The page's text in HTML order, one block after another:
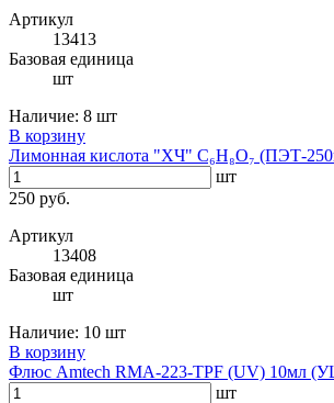
Артикул
13413
Базовая единица
шт
Наличие: 8 шт
В корзину
Лимонная кислота "ХЧ" C₆H₈O₇
шт
250 руб.
Артикул
13408
Базовая единица
шт
Наличие: 10 шт
В корзину
Флюс Amtech RMA-223-TPF (UV)
шт